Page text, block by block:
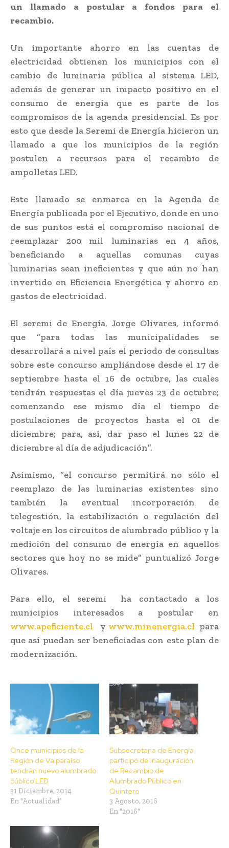
un llamado a postular a fondos para el
recambio.
Un importante ahorro en las cuentas de
electricidad obtienen los municipios con el
cambio de luminaria pública al sistema LED,
además de generar un impacto positivo en el
consumo de energía que es parte de los
compromisos de la agenda presidencial. Es por
esto que desde la Seremi de Energía hicieron un
llamado a que los municipios de la región
postulen a recursos para el recambio de
ampolletas LED.
Este llamado se enmarca en la Agenda de
Energía publicada por el Ejecutivo, donde en uno
de sus puntos está el compromiso nacional de
reemplazar 200 mil luminarias en 4 años,
beneficiando a aquellas comunas cuyas
luminarias sean ineficientes y que aún no han
invertido en Eficiencia Energética y ahorro en
gastos de electricidad.
El seremi de Energía, Jorge Olivares, informó
que “para todas las municipalidades se
desarrollará a nivel país el periodo de consultas
sobre este concurso ampliándose desde el 17 de
septiembre hasta el 16 de octubre, las cuales
tendrán respuestas el día jueves 23 de octubre;
comenzando ese mismo día el tiempo de
postulaciones de proyectos hasta el 01 de
diciembre; para, así, dar paso el lunes 22 de
diciembre al día de adjudicación”.
Asimismo, “el concurso permitirá no sólo el
reemplazo de las luminarias existentes sino
también la eventual incorporación de
telegestión, la estabilización o regulación del
voltaje en los circuitos de alumbrado público y la
medición del consumo de energía en aquellos
sectores que hoy no se mide” puntualizó Jorge
Olivares.
Para ello, el seremi ha contactado a los
municipios interesados a postular en
www.apeficiente.cl y www.minenergia.cl para
que así puedan ser beneficiadas con este plan de
modernización.
Once municipios de la
Región de Valparaíso
tendrán nuevo alumbrado
público LED
31 Diciembre, 2014
En "Actualidad"
Subsecretaria de Energía
participó de Inauguración
de Recambio de
Alumbrado Público en
Quintero
3 Agosto, 2016
En "2016"